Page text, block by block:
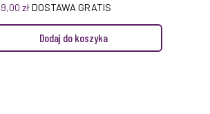
złDOSTAWA GRATIS
Dodaj do koszyka